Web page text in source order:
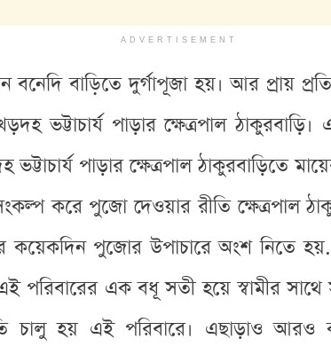
ADVERTISEMENT
বাড়িতে দুর্গাপূজা হয়। আর প্রায়
পাড়ার ক্ষেত্রপাল
পাড়ার ক্ষেত্রপাল ঠাকুরবাড়িতে
করে পুজো দেওয়ার রীতি ক্ষেত্রপাল
পুজোর উপাচারে অংশ নিতে হয়.
এক বধূ সতী হয়ে স্বামীর
চালু হয় এই পরিবারে। এছাড়াও আরও